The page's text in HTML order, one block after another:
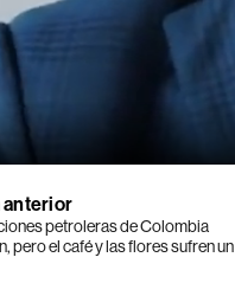
anterior
petroleras de Colombia
pero el café y las flores sufren un